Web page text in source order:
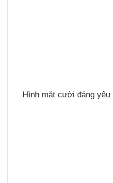
Hình mặt cười đáng yêu